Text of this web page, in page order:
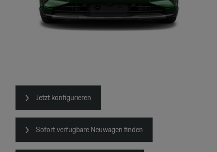
Jetzt konfigurieren
Sofort verfügbare Neuwagen finden